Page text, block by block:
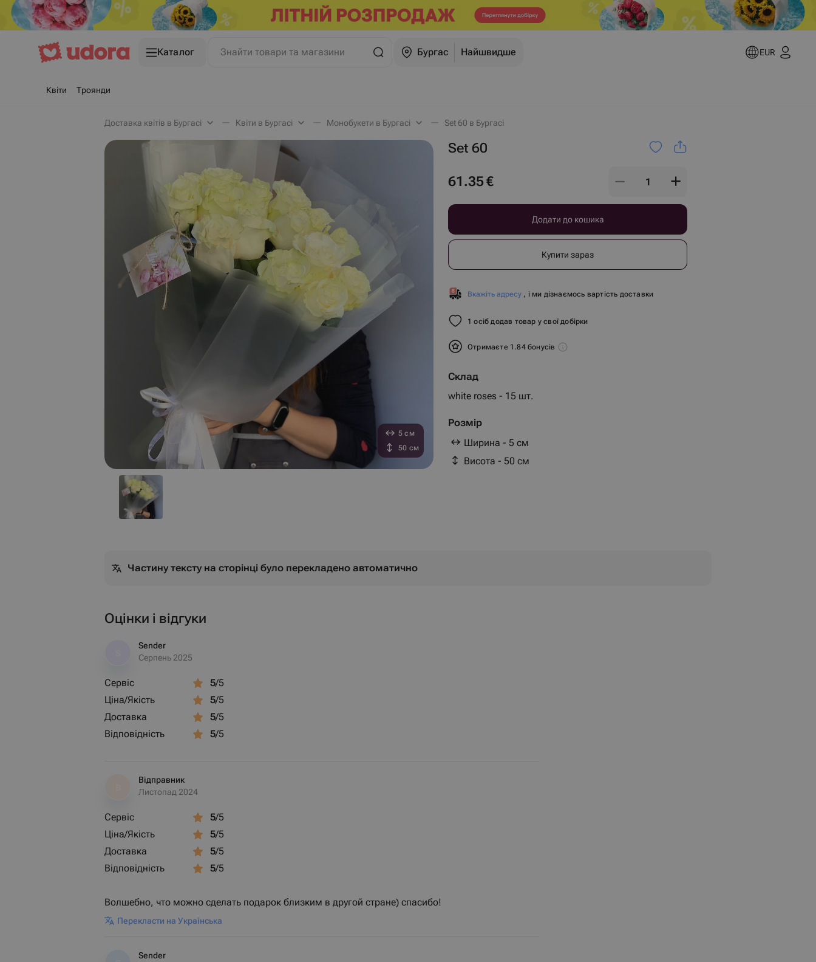
Каталог Знайти товари та магазини Бургас Найшвидше EUR
Квіти Троянди
Доставка квітів в Бургасі Квіти в Бургасі Монобукети в Бургасі Set 60 в Бургасі
Set 60
61.35€
Додати до кошика
Купити зараз
Вкажіть адресу , і ми дізнаємось вартість доставки
1 осіб додав товар у свої добірки
Отримаєте 1.84 бонусів
Склад
white roses - 15 шт.
Розмір
Ширина - 5 см
Висота - 50 см
5 см
50 см
Частину тексту на сторінці було перекладено автоматично
Оцінки і відгуки
Sender
Серпень 2025
Сервіс 5/5
Ціна/Якість
5/5
Доставка
5/5
Відповідність
5/5
Відправник
Листопад 2024
Сервіс 5/5
Ціна/Якість
5/5
Доставка
5/5
Відповідність
5/5
Волшебно, что можно сделать подарок близким в другой стране) спасибо!
Перекласти на Українська
Sender